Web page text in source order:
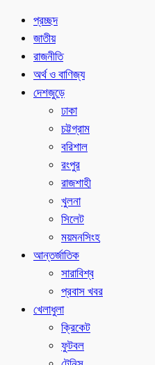
প্রচ্ছদ
জাতীয়
রাজনীতি
অর্থ ও বাণিজ্য
দেশজুড়ে
ঢাকা
চট্টগ্রাম
বরিশাল
রংপুর
রাজশাহী
খুলনা
সিলেট
ময়মনসিংহ
আন্তর্জাতিক
সারাবিশ্ব
প্রবাস খবর
খেলাধুলা
ক্রিকেট
ফুটবল